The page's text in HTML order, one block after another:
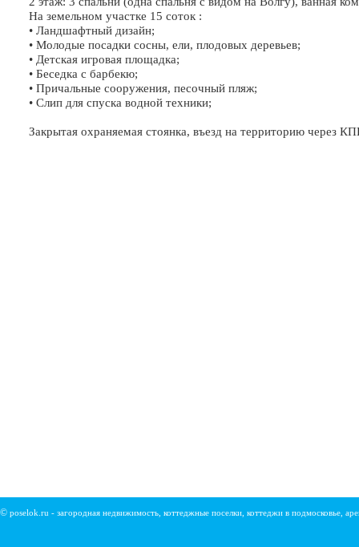
На земельном участке 15 соток :
• Ландшафтный дизайн;
• Молодые посадки сосны, ели, плодовых деревьев;
• Детская игровая площадка;
• Беседка с барбекю;
• Причальные сооружения, песочный пляж;
• Слип для спуска водной техники;
Закрытая охраняемая стоянка, въезд на территорию через
© poselok.ru - загородная недвижимость, коттеджные поселки, коттеджи в подмосковье,